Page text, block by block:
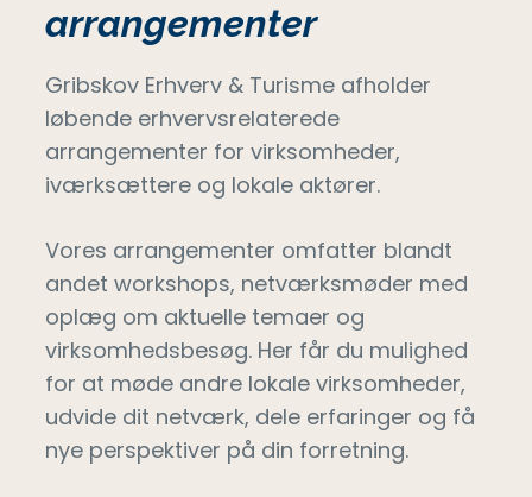
arrangementer
Gribskov Erhverv & Turisme afholder
løbende erhvervsrelaterede
arrangementer for virksomheder,
iværksættere og lokale aktører.
Vores arrangementer omfatter blandt
andet workshops, netværksmøder med
oplæg om aktuelle temaer og
virksomhedsbesøg. Her får du mulighed
for at møde andre lokale virksomheder,
udvide dit netværk, dele erfaringer og få
nye perspektiver på din forretning.